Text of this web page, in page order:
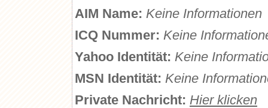
AIM Name: Keine Informationen
ICQ Nummer: Keine
Yahoo Identität: Keine
MSN Identität: Keine
Private Nachricht: Hier klicken